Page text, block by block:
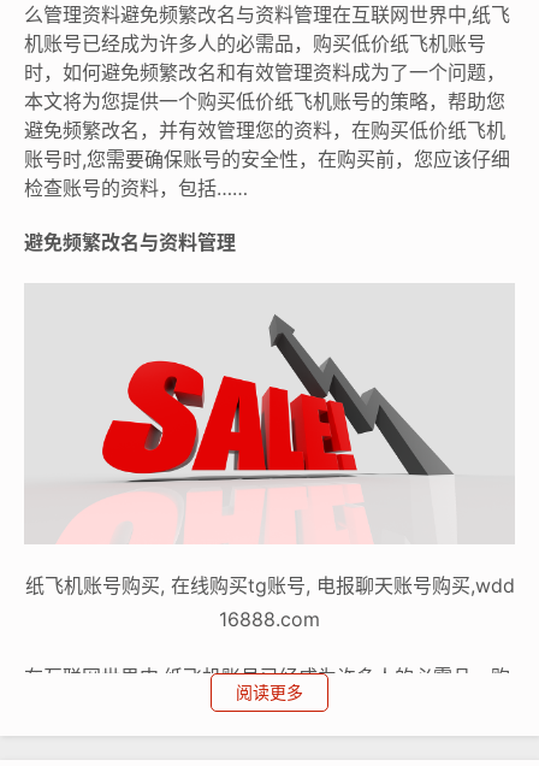
么管理资料避免频繁改名与资料管理在互联网世界中,纸飞
机账号已经成为许多人的必需品，购买低价纸飞机账号
时，如何避免频繁改名和有效管理资料成为了一个问题，
本文将为您提供一个购买低价纸飞机账号的策略，帮助您
避免频繁改名，并有效管理您的资料，在购买低价纸飞机
账号时,您需要确保账号的安全性，在购买前，您应该仔细
检查账号的资料，包括……
避免频繁改名与资料管理
纸飞机账号购买, 在线购买tg账号, 电报聊天账号购买,wdd
16888.com
在互联网世界中,纸飞机账号已经成为许多人的必需品，购
买低价纸飞机账号时，如何避免频繁改名和有效管理资料
阅读更多